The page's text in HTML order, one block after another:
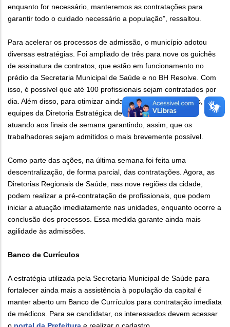
enquanto for necessário, manteremos as contratações para
garantir todo o cuidado necessário a população”, ressaltou.
Para acelerar os processos de admissão, o município adotou
diversas estratégias. Foi ampliado de três para nove os guichês
de assinatura de contratos, que estão em funcionamento no
prédio da Secretaria Municipal de Saúde e no BH Resolve. Com
isso, é possível que até 100 profissionais sejam contratados por
dia. Além disso, para otimizar ainda mais os procedimentos, as
equipes da Diretoria Estratégica de Pessoas (DIEP) estão
atuando aos finais de semana garantindo, assim, que os
trabalhadores sejam admitidos o mais brevemente possível.
Como parte das ações, na última semana foi feita uma
descentralização, de forma parcial, das contratações. Agora, as
Diretorias Regionais de Saúde, nas nove regiões da cidade,
podem realizar a pré-contratação de profissionais, que podem
iniciar a atuação imediatamente nas unidades, enquanto ocorre a
conclusão dos processos. Essa medida garante ainda mais
agilidade às admissões.
Banco de Currículos
A estratégia utilizada pela Secretaria Municipal de Saúde para
fortalecer ainda mais a assistência à população da capital é
manter aberto um Banco de Currículos para contratação imediata
de médicos. Para se candidatar, os interessados devem acessar